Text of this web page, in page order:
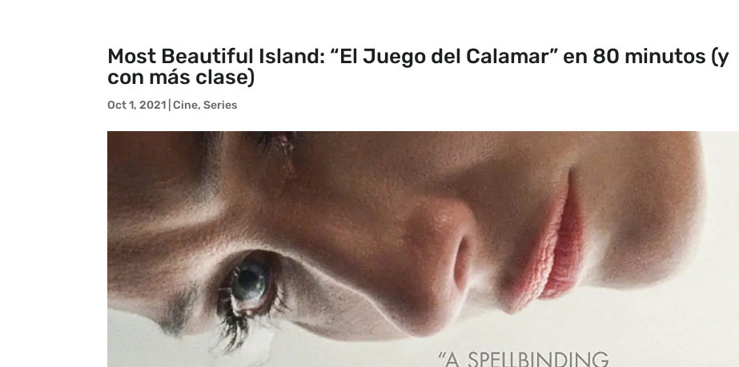
Most Beautiful Island: “El Juego del Calamar” en 80 minutos (y
con más clase)
Oct 1, 2021 |Cine,Series